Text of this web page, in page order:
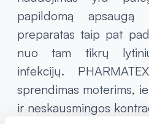
papildomą
preparatas taip pat
nuo tam tikrų
infekcijų.
sprendimas moterims,
ir neskausmingos